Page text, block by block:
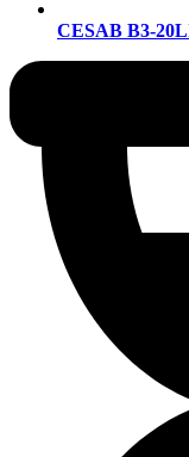
CESAB B3-